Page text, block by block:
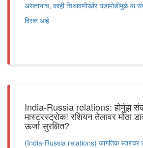
असतानाच, काही चिथावणीखोर घडामोडींमुळे या
दिसत आहे
India-Russia relations: होर्मुझ
मास्टरस्ट्रोक! रशियन तेलावर मोठा
ऊर्जा सुरक्षित?
(India-Russia relations) जागतिक स्तरावर